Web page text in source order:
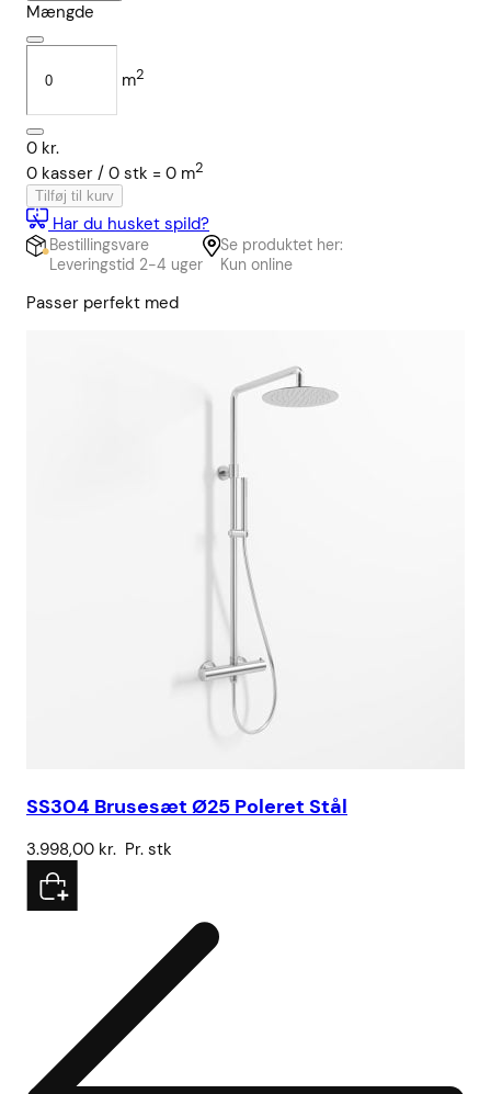
Mængde
m2
0 kr.
0 kasser / 0 stk = 0 m2
Tilføj til kurv
Har du husket spild?
Bestillingsvare
Leveringstid 2-4 uger
Se produktet her:
Kun online
Passer perfekt med
SS304 Brusesæt Ø25 Poleret Stål
3.998,00 kr. Pr. stk